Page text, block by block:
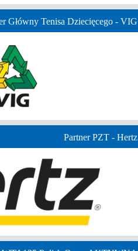
Główny Tenisa Dziecięcego - VIG
Partner PZT - Hertz